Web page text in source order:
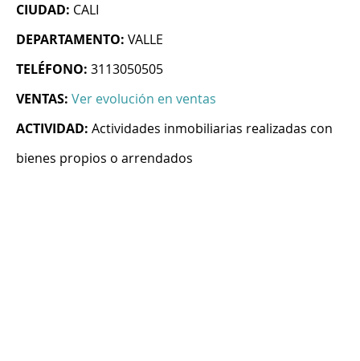
CIUDAD: CALI
DEPARTAMENTO: VALLE
TELÉFONO: 3113050505
VENTAS: Ver evolución en ventas
ACTIVIDAD: Actividades inmobiliarias realizadas con
bienes propios o arrendados